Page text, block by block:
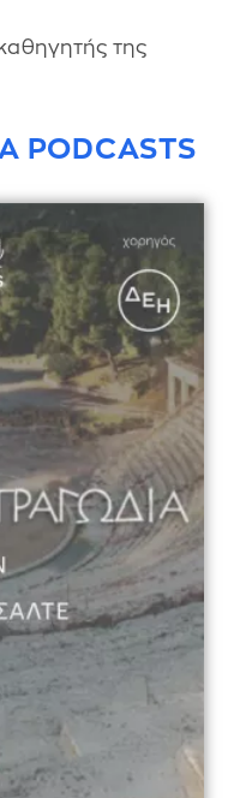
της
PODCASTS